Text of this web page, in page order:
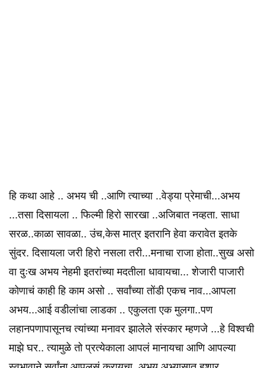
हि कथा आहे .. अभय ची ..आणि त्याच्या ..वेड्या प्रेमाची...अभय
...तसा दिसायला .. फिल्मी हिरो सारखा ..अजिबात नव्हता. साधा
सरळ..काळा सावळा.. उंच,केस मात्र इतरानि हेवा करावेत इतके
सुंदर. दिसायला जरी हिरो नसला तरी...मनाचा राजा होता..सुख असो
वा दुःख अभय नेहमी इतरांच्या मदतीला धावायचा... शेजारी पाजारी
कोणाचं काही हि काम असो .. सर्वांच्या तोंडी एकच नाव...आपला
अभय...आई वडीलांचा लाडका .. एकुलता एक मुलगा..पण
लहानपणापासूनच त्यांच्या मनावर झालेले संस्कार म्हणजे ...हे विश्वची
माझे घर.. त्यामुळे तो प्रत्येकाला आपलं मानायचा आणि आपल्या